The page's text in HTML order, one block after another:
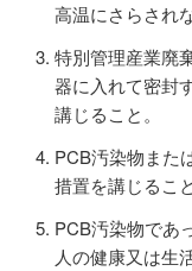
高温にさらされ
特別管理産業廃
器に入れて密封
講じること。
PCB汚染物また
措置を講じること
PCB汚染物であ
人の健康又は生